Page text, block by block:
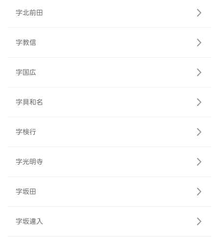
字北前田
字教信
字国広
字具和名
字検行
字光明寺
字坂田
字坂違入